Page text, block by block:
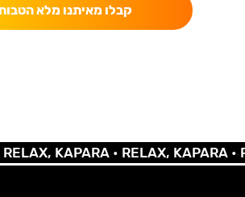
קבלו מאיתנו מלא
KAPARA •RELAX, KAPARA •